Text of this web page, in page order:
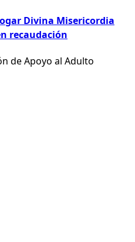
Divina Misericordia
recaudación
de Apoyo al Adulto